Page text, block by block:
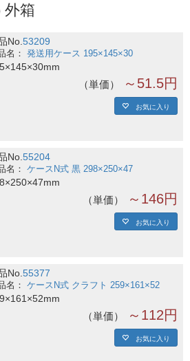
外箱
No.53209
発送用ケース 195×145×30
単価 ～51.5円
お気に入り
No.55204
ケースN式 黒 298×250×47
単価 ～146円
お気に入り
No.55377
ケースN式 クラフト 259×161×52
単価 ～112円
お気に入り